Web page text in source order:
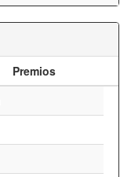
Premios